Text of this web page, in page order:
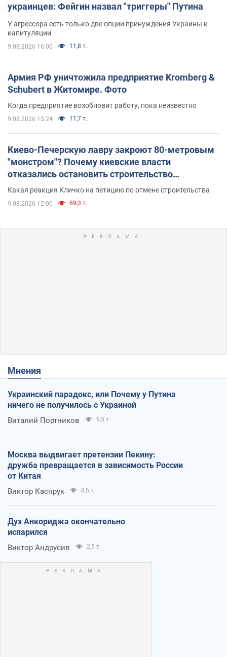
украинцев: Фейгин назвал "триггеры" Путина
У агрессора есть только две опции принуждения Украины к
капитуляции
9.08.2026 16:00 11,8 т.
Армия РФ уничтожила предприятие Kromberg &
Schubert в Житомире. Фото
Когда предприятие возобновит работу, пока неизвестно
9.08.2026 15:24 11,7 т.
Киево-Печерскую лавру закроют 80-метровым
"монстром"? Почему киевские власти
отказались остановить строительство
небоскреба "московского верующего"
Какая реакция Кличко на петицию по отмене строительства
9.08.2026 12:00 69,3 т.
Мнения
Украинский парадокс, или Почему у Путина
ничего не получилось с Украиной
Виталий Портников 9,5 т.
Москва выдвигает претензии Пекину:
дружба превращается в зависимость России
от Китая
Виктор Каспрук 8,5 т.
Дух Анкориджа окончательно
испарился
Виктор Андрусив 2,5 т.